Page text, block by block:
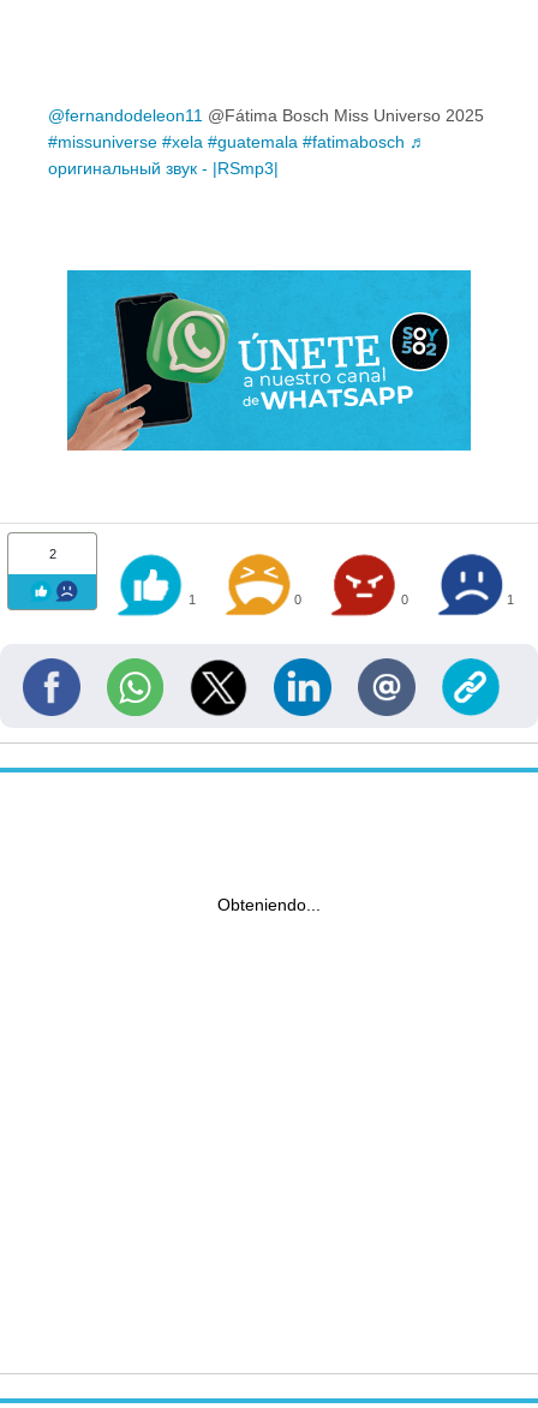
@fernandodeleon11 @Fátima Bosch Miss Universo 2025
#missuniverse #xela #guatemala #fatimabosch ♬
оригинальный звук - |RSmp3|
2
1 0 0 1
Obteniendo...